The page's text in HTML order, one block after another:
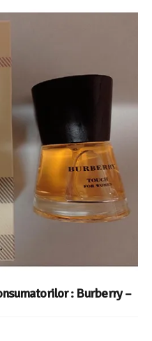
: Burberry –